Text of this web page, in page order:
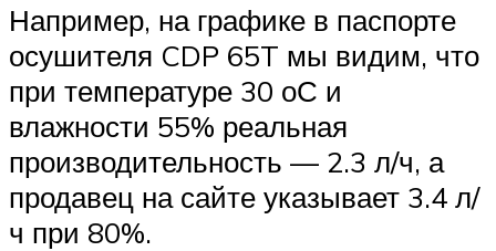
Например, на графике в паспорте
осушителя CDP 65T мы видим, что
при температуре 30 оС и
влажности 55% реальная
производительность — 2.3 л/ч, а
продавец на сайте указывает 3.4 л/
ч при 80%.